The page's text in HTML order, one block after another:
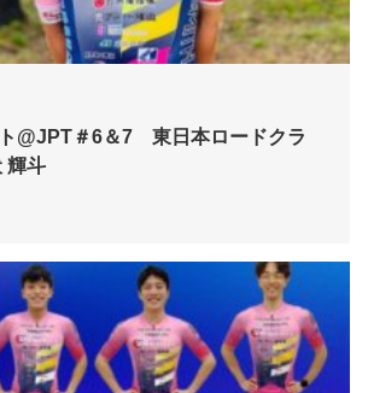
@JPT＃6＆7 東日本ロードクラ
輝斗